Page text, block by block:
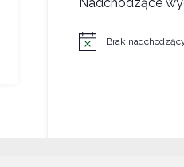
Powiadomienie
Brak